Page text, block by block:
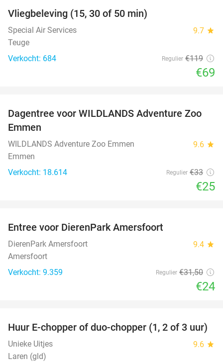
Vliegbeleving (15, 30 of 50 min)
Special Air Services 9.7 star
Teuge
Verkocht: 684
Regulier €119
€69
24%
Dagentree voor WILDLANDS Adventure Zoo
Emmen
WILDLANDS Adventure Zoo Emmen 9.6 star
Emmen
Verkocht: 18.614
Regulier €33
€25
Entree voor DierenPark Amersfoort
DierenPark Amersfoort 9.4 star
Amersfoort
Verkocht: 9.359
Regulier €31,50
€24
37%
Huur E-chopper of duo-chopper (1, 2 of 3 uur)
Unieke Uitjes 9.6 star
Laren (gld)